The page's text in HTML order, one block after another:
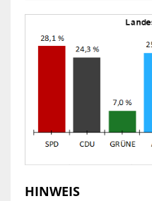
HINWEIS